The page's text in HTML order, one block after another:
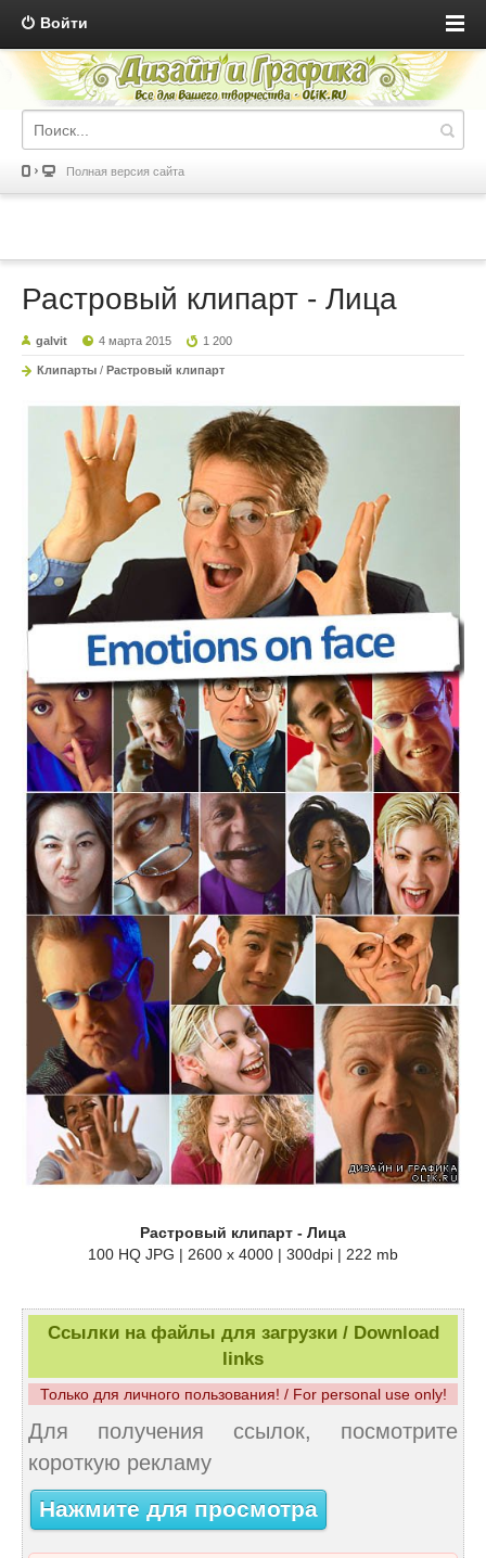
Войти
Полная версия сайта
Растровый клипарт - Лица
galvit 4 марта 2015 1 200
Клипарты / Растровый клипарт
Растровый клипарт - Лица
100 HQ JPG | 2600 x 4000 | 300dpi | 222 mb
Ссылки на файлы для загрузки / Download
links
Только для личного пользования! / For personal use only!
Для получения ссылок, посмотрите
короткую рекламу
Нажмите для просмотра